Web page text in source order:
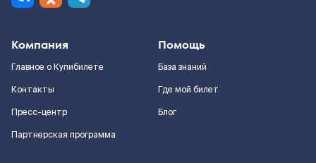
Компания
Главное о Купибилете
Контакты
Пресс-центр
Партнерская программа
Помощь
База знаний
Где мой билет
Блог